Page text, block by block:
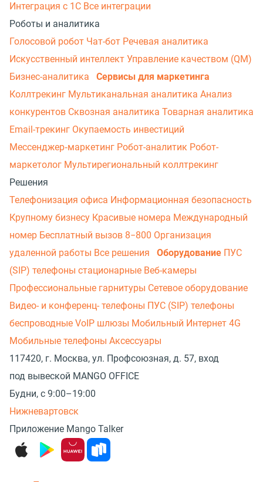
Интеграция с 1С Все интеграции
Роботы и аналитика
Голосовой робот Чат-бот Речевая аналитика
Искусственный интеллект Управление качеством (QM)
Бизнес-аналитика
Сервисы для маркетинга
Коллтрекинг Мультиканальная аналитика Анализ
конкурентов Сквозная аналитика Товарная аналитика
Email-трекинг Окупаемость инвестиций
Мессенджер‑маркетинг Робот-аналитик Робот-
маркетолог Мультирегиональный коллтрекинг
Решения
Телефонизация офиса Информационная безопасность
Крупному бизнесу Красивые номера Международный
номер Бесплатный вызов 8−800 Организация
удаленной работы Все решения Оборудование ПУС
(SIP) телефоны стационарные Веб-камеры
Профессиональные гарнитуры Сетевое оборудование
Видео- и конференц- телефоны ПУС (SIP) телефоны
беспроводные VoIP шлюзы Мобильный Интернет 4G
Мобильные телефоны Аксессуары
117420, г. Москва, ул. Профсоюзная, д. 57, вход
под вывеской MANGO OFFICE
Будни, с 9:00–19:00
Нижневартовск
Приложение Mango Talker